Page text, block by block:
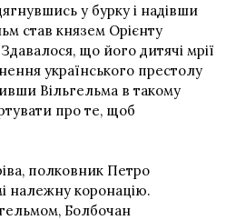
у бурку і надівши
став князем Орієнту
що його дитячі мрії
українського престолу
Вільгельма в такому
про те, щоб
полковник Петро
належну коронацію.
Болбочан